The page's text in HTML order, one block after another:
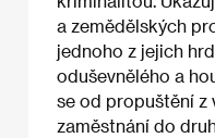
a zemědělských
jednoho z jejich
oduševnělého a
se od propuštění z
zaměstnání do